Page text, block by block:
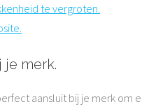
te vergroten.
merk.
aansluit bij je merk